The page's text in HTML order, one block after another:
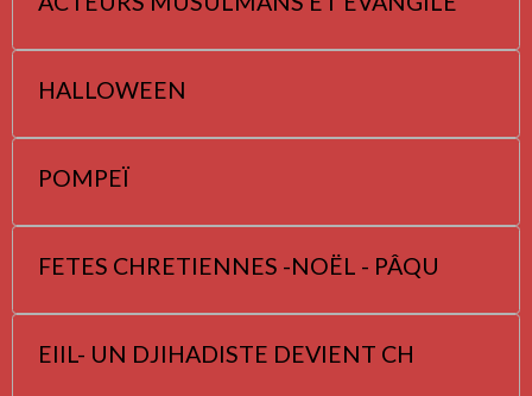
HALLOWEEN
POMPEÏ
FETES CHRETIENNES -NOËL - PÂQU
EIIL- UN DJIHADISTE DEVIENT CH